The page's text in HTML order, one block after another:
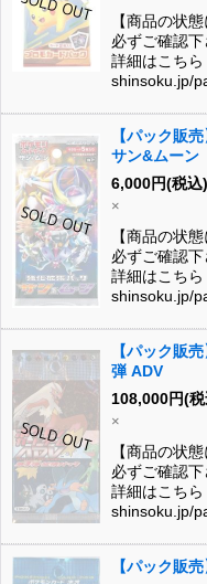
【商品の状
必ずご確認
詳細はこち
shinsoku.jp/
【パック販
サン&ムーン
6,000円(税込)
×
【商品の状
必ずご確認
詳細はこち
shinsoku.jp/
【パック販
弾 ADV
108,000円(
×
【商品の状
必ずご確認
詳細はこち
shinsoku.jp/
【パック販